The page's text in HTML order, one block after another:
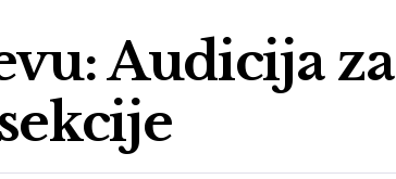
Audicija za